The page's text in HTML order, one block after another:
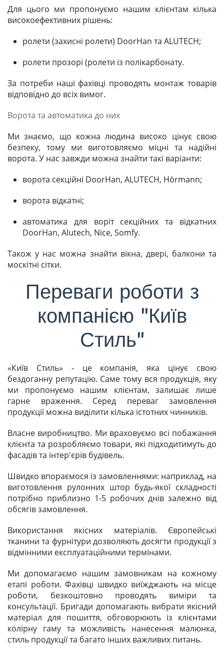
Для цього ми пропонуємо нашим клієнтам кілька
високоефективних рішень:
ролети (захисні ролети) DoorHan та ALUTECH;
ролети прозорі (ролети із полікарбонату.
За потреби наші фахівці проводять монтаж товарів
відповідно до всіх вимог.
Ворота та автоматика до них
Ми знаємо, що кожна людина високо цінує свою
безпеку, тому ми виготовляємо міцні та надійні
ворота. У нас завжди можна знайти такі варіанти:
ворота секційні DoorHan, ALUTECH, Hörmann;
ворота відкатні;
автоматика для воріт секційних та відкатних
DoorHan, Alutech, Nice, Somfy.
Також у нас можна знайти вікна, двері, балкони та
москітні сітки.
Переваги роботи з
компанією "Київ
Стиль"
«Київ Стиль» - це компанія, яка цінує свою
бездоганну репутацію. Саме тому вся продукція, яку
ми пропонуємо нашим клієнтам, залишає лише
гарне враження. Серед переваг замовлення
продукції можна виділити кілька істотних чинників.
Власне виробництво. Ми враховуємо всі побажання
клієнта та розробляємо товари, які підходитимуть до
фасадів та інтер'єрів будівель.
Швидко впораємося із замовленнями: наприклад, на
виготовлення рулонних штор будь-якої складності
потрібно приблизно 1-5 робочих днів залежно від
обсягів замовлення.
Використання якісних матеріалів. Європейські
тканини та фурнітури дозволяють досягти продукції з
відмінними експлуатаційними термінами.
Ми допомагаємо нашим замовникам на кожному
етапі роботи. Фахівці швидко виїжджають на місце
роботи, безкоштовно проводять виміри та
консультації. Бригади допомагають вибрати якісний
матеріал для пошиття, обговорюють із клієнтами
колірну гаму та можливість нанесення малюнка,
стиль продукції та багато інших важливих питань.